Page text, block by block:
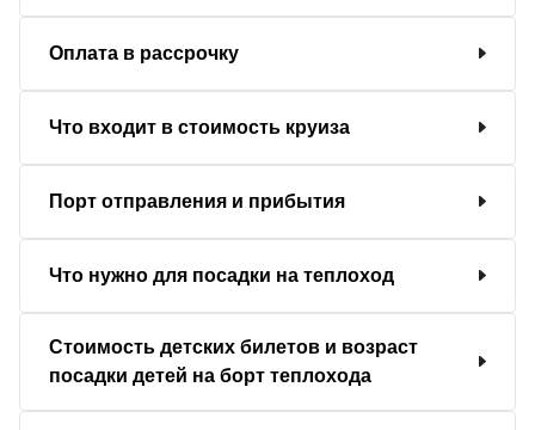
Оплата в рассрочку
Что входит в стоимость круиза
Порт отправления и прибытия
Что нужно для посадки на теплоход
Стоимость детских билетов и возраст
посадки детей на борт теплохода